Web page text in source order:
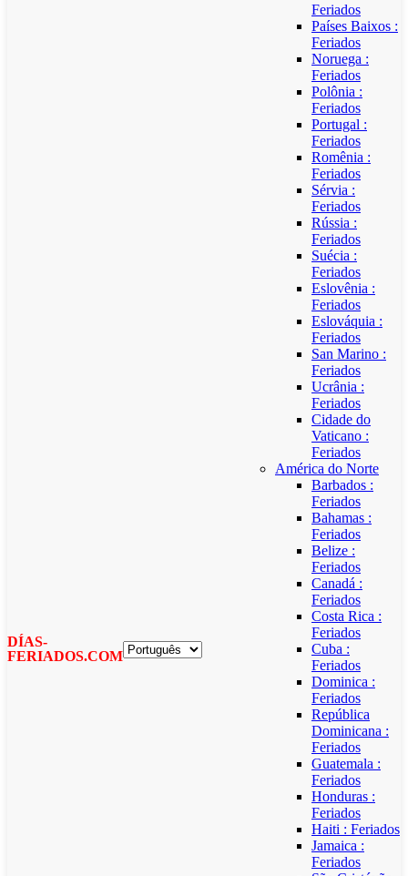
DÍAS-
FERIADOS.COM
Feriados
Países Baixos :
Feriados
Noruega :
Feriados
Polônia :
Feriados
Portugal :
Feriados
Romênia :
Feriados
Sérvia :
Feriados
Rússia :
Feriados
Suécia :
Feriados
Eslovênia :
Feriados
Eslováquia :
Feriados
San Marino :
Feriados
Ucrânia :
Feriados
Cidade do
Vaticano :
Feriados
América do Norte
Barbados :
Feriados
Bahamas :
Feriados
Belize :
Feriados
Canadá :
Feriados
Costa Rica :
Feriados
Cuba :
Feriados
Dominica :
Feriados
República
Dominicana :
Feriados
Guatemala :
Feriados
Honduras :
Feriados
Haiti : Feriados
Jamaica :
Feriados